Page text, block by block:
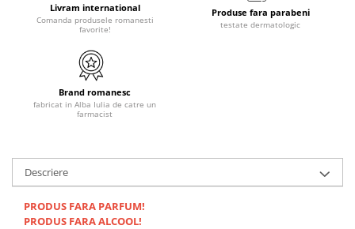
Livram international
Comanda produsele romanesti
favorite!
Produse fara parabeni
testate dermatologic
Brand romanesc
fabricat in Alba Iulia de catre un
farmacist
Descriere
PRODUS FARA PARFUM!
PRODUS FARA ALCOOL!